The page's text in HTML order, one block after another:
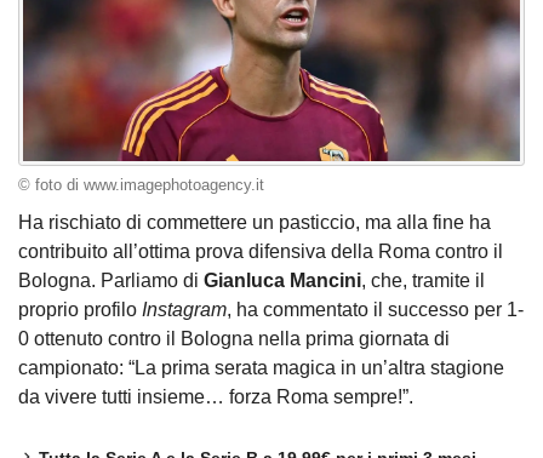
© foto di www.imagephotoagency.it
Ha rischiato di commettere un pasticcio, ma alla fine ha
contribuito all’ottima prova difensiva della Roma contro il
Bologna. Parliamo di Gianluca Mancini, che, tramite il
proprio profilo Instagram, ha commentato il successo per 1-
0 ottenuto contro il Bologna nella prima giornata di
campionato: “La prima serata magica in un’altra stagione
da vivere tutti insieme… forza Roma sempre!”.